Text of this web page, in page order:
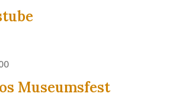
Museumsfest